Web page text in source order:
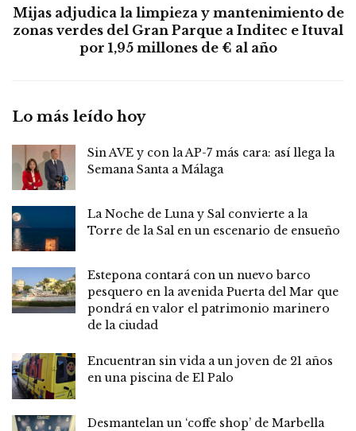
Mijas adjudica la limpieza y mantenimiento de
zonas verdes del Gran Parque a Inditec e Ituval
por 1,95 millones de € al año
Lo más leído hoy
Sin AVE y con la AP-7 más cara: así llega la
Semana Santa a Málaga
La Noche de Luna y Sal convierte a la
Torre de la Sal en un escenario de ensueño
Estepona contará con un nuevo barco
pesquero en la avenida Puerta del Mar que
pondrá en valor el patrimonio marinero
de la ciudad
Encuentran sin vida a un joven de 21 años
en una piscina de El Palo
Desmantelan un ‘coffe shop’ de Marbella